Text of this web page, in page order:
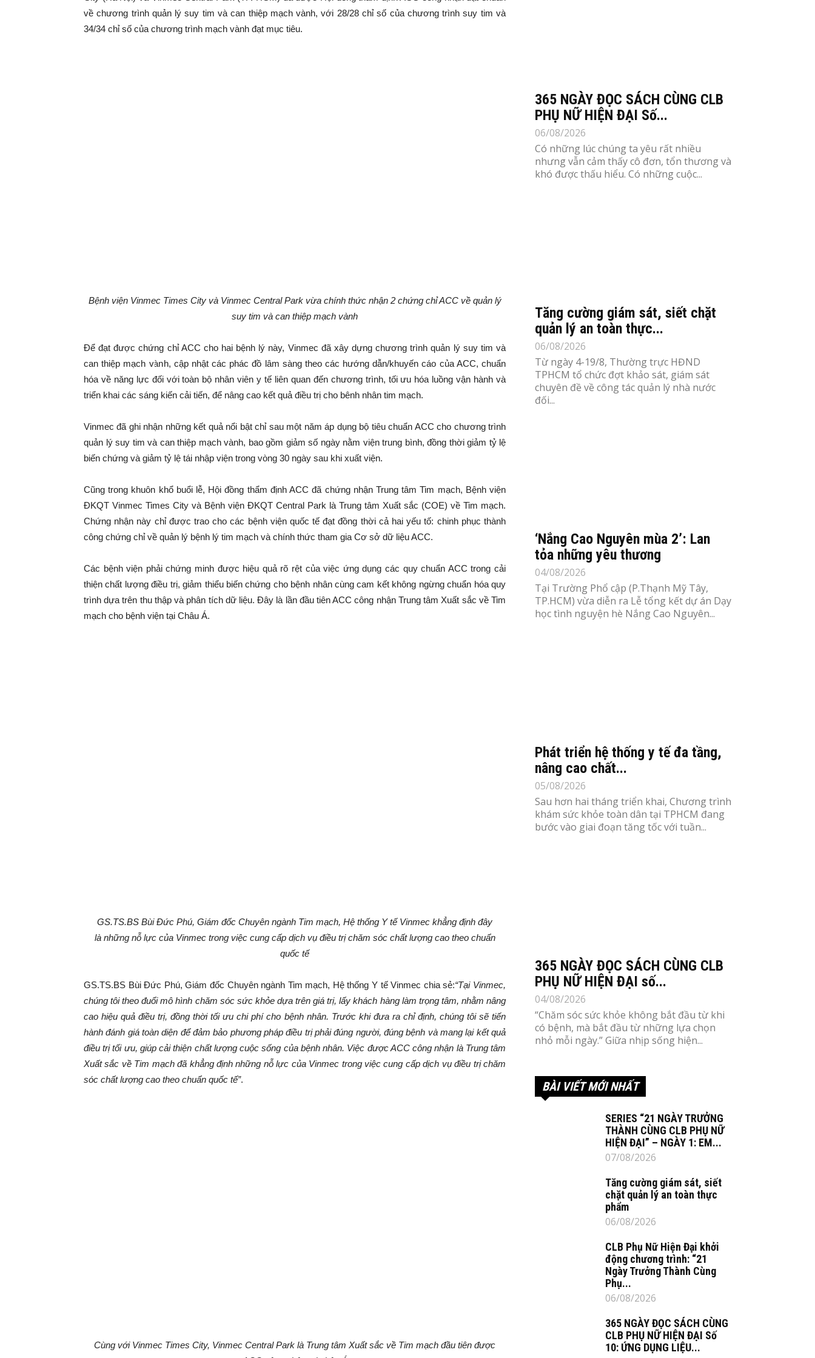
về chương trình quản lý suy tim và can thiệp mạch vành, với 28/28 chỉ số của chương trình suy tim và
34/34 chỉ số của chương trình mạch vành đạt mục tiêu.
Bệnh viện Vinmec Times City và Vinmec Central Park vừa chính thức nhận 2 chứng chỉ ACC về quản lý
suy tim và can thiệp mạch vành
Để đạt được chứng chỉ ACC cho hai bệnh lý này, Vinmec đã xây dựng chương trình quản lý suy tim và
can thiệp mạch vành, cập nhật các phác đồ lâm sàng theo các hướng dẫn/khuyến cáo của ACC, chuẩn
hóa về năng lực đối với toàn bộ nhân viên y tế liên quan đến chương trình, tối ưu hóa luồng vận hành và
triển khai các sáng kiến cải tiến, để nâng cao kết quả điều trị cho bênh nhân tim mạch.
Vinmec đã ghi nhận những kết quả nổi bật chỉ sau một năm áp dụng bộ tiêu chuẩn ACC cho chương trình
quản lý suy tim và can thiệp mạch vành, bao gồm giảm số ngày nằm viện trung bình, đồng thời giảm tỷ lệ
biến chứng và giảm tỷ lệ tái nhập viện trong vòng 30 ngày sau khi xuất viện.
Cũng trong khuôn khổ buổi lễ, Hội đồng thẩm định ACC đã chứng nhận Trung tâm Tim mạch, Bệnh viện
ĐKQT Vinmec Times City và Bệnh viện ĐKQT Central Park là Trung tâm Xuất sắc (COE) về Tim mạch.
Chứng nhận này chỉ được trao cho các bệnh viện quốc tế đạt đồng thời cả hai yếu tố: chinh phục thành
công chứng chỉ về quản lý bệnh lý tim mạch và chính thức tham gia Cơ sở dữ liệu ACC.
Các bệnh viện phải chứng minh được hiệu quả rõ rệt của việc ứng dụng các quy chuẩn ACC trong cải
thiện chất lượng điều trị, giảm thiểu biến chứng cho bệnh nhân cùng cam kết không ngừng chuẩn hóa quy
trình dựa trên thu thập và phân tích dữ liệu. Đây là lần đầu tiên ACC công nhận Trung tâm Xuất sắc về Tim
mạch cho bệnh viện tại Châu Á.
GS.TS.BS Bùi Đức Phú, Giám đốc Chuyên ngành Tim mạch, Hệ thống Y tế Vinmec khẳng định đây
là những nỗ lực của Vinmec trong việc cung cấp dịch vụ điều trị chăm sóc chất lượng cao theo chuẩn
quốc tế
GS.TS.BS Bùi Đức Phú, Giám đốc Chuyên ngành Tim mạch, Hệ thống Y tế Vinmec chia sẻ:“Tại Vinmec,
chúng tôi theo đuổi mô hình chăm sóc sức khỏe dựa trên giá trị, lấy khách hàng làm trọng tâm, nhằm nâng
cao hiệu quả điều trị, đồng thời tối ưu chi phí cho bệnh nhân. Trước khi đưa ra chỉ định, chúng tôi sẽ tiến
hành đánh giá toàn diện để đảm bảo phương pháp điều trị phải đúng người, đúng bệnh và mang lại kết quả
điều trị tối ưu, giúp cải thiện chất lượng cuộc sống của bệnh nhân. Việc được ACC công nhận là Trung tâm
Xuất sắc về Tim mạch đã khẳng định những nỗ lực của Vinmec trong việc cung cấp dịch vụ điều trị chăm
sóc chất lượng cao theo chuẩn quốc tế”.
Cùng với Vinmec Times City, Vinmec Central Park là Trung tâm Xuất sắc về Tim mạch đầu tiên được
365 NGÀY ĐỌC SÁCH CÙNG CLB
PHỤ NỮ HIỆN ĐẠI Số...
06/08/2026
Có những lúc chúng ta yêu rất nhiều
nhưng vẫn cảm thấy cô đơn, tổn thương và
khó được thấu hiểu. Có những cuộc...
Tăng cường giám sát, siết chặt
quản lý an toàn thực...
06/08/2026
Từ ngày 4-19/8, Thường trực HĐND
TPHCM tổ chức đợt khảo sát, giám sát
chuyên đề về công tác quản lý nhà nước
đối...
‘Nắng Cao Nguyên mùa 2’: Lan
tỏa những yêu thương
04/08/2026
Tại Trường Phổ cập (P.Thạnh Mỹ Tây,
TP.HCM) vừa diễn ra Lễ tổng kết dự án Dạy
học tình nguyện hè Nắng Cao Nguyên...
Phát triển hệ thống y tế đa tầng,
nâng cao chất...
05/08/2026
Sau hơn hai tháng triển khai, Chương trình
khám sức khỏe toàn dân tại TPHCM đang
bước vào giai đoạn tăng tốc với tuần...
365 NGÀY ĐỌC SÁCH CÙNG CLB
PHỤ NỮ HIỆN ĐẠI số...
04/08/2026
“Chăm sóc sức khỏe không bắt đầu từ khi
có bệnh, mà bắt đầu từ những lựa chọn
nhỏ mỗi ngày.” Giữa nhịp sống hiện...
BÀI VIẾT MỚI NHẤT
SERIES “21 NGÀY TRƯỞNG
THÀNH CÙNG CLB PHỤ NỮ
HIỆN ĐẠI” – NGÀY 1: EM...
07/08/2026
Tăng cường giám sát, siết
chặt quản lý an toàn thực
phẩm
06/08/2026
CLB Phụ Nữ Hiện Đại khởi
động chương trình: “21
Ngày Trưởng Thành Cùng
Phụ...
06/08/2026
365 NGÀY ĐỌC SÁCH CÙNG
CLB PHỤ NỮ HIỆN ĐẠI Số
10: ỨNG DỤNG LIỆU...